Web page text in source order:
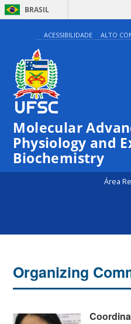
BRASIL
ACESSIBILIDADE ALTO
Molecular
Physiology and
Biochemistry
Área
Organizing